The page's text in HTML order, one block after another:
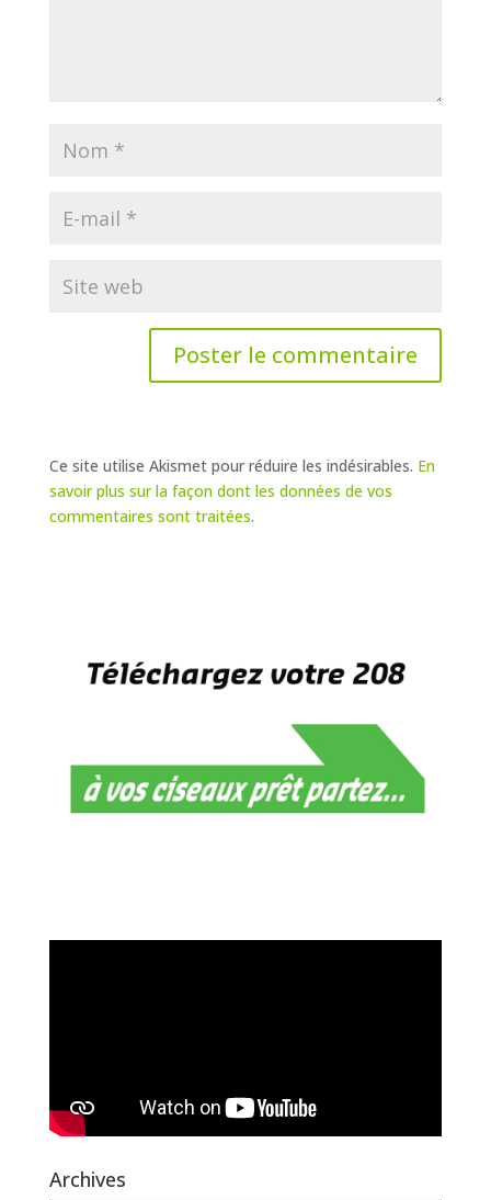
Ce site utilise Akismet pour réduire les indésirables. En
savoir plus sur la façon dont les données de vos
commentaires sont traitées.
Archives